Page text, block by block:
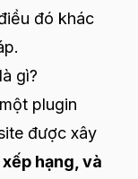
đó khác
gì?
plugin
được xây
hạng, và